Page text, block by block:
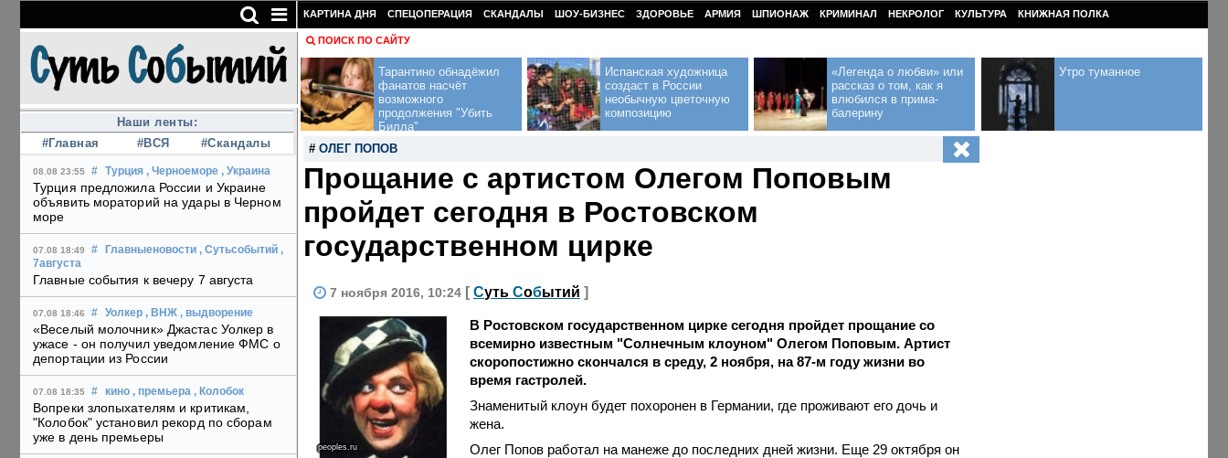
Наши ленты:
#Главная
#ВСЯ #Скандалы
08.08 23:55 # Турция , Черноеморе , Украина
Турция предложила России и Украине
объявить мораторий на удары в Черном
море
07.08 18:49 # Главныеновости , Сутьсобытий ,
7августа
Главные события к вечеру 7 августа
07.08 18:46 # Уолкер , ВНЖ , выдворение
«Веселый молочник» Джастас Уолкер в
ужасе - он получил уведомление ФМС о
депортации из России
07.08 18:35 # кино , премьера , Колобок
Вопреки злопыхателям и критикам,
"Колобок" установил рекорд по сборам
уже в день премьеры
КАРТИНА ДНЯ СПЕЦОПЕРАЦИЯ СКАНДАЛЫ ШОУ-БИЗНЕС ЗДОРОВЬЕ АРМИЯ ШПИОНАЖ КРИМИНАЛ НЕКРОЛОГ КУЛЬТУРА КНИЖНАЯ ПОЛКА
ПОИСК ПО САЙТУ
Тарантино обнадёжил
фанатов насчёт
возможного
продолжения "Убить
Билла"
Испанская художница
создаст в России
необычную цветочную
композицию
«Легенда о любви» или
рассказ о том, как я
влюбился в прима-
балерину
Утро туманное
# ОЛЕГ ПОПОВ
Прощание с артистом Олегом Поповым
пройдет сегодня в Ростовском
государственном цирке
7 ноября 2016, 10:24 [ Суть Событий ]
peoples.ru
В Ростовском государственном цирке сегодня пройдет прощание со
всемирно известным "Солнечным клоуном" Олегом Поповым. Артист
скоропостижно скончался в среду, 2 ноября, на 87-м году жизни во
время гастролей.
Знаменитый клоун будет похоронен в Германии, где проживают его дочь и
жена.
Олег Попов работал на манеже до последних дней жизни. Еще 29 октября он